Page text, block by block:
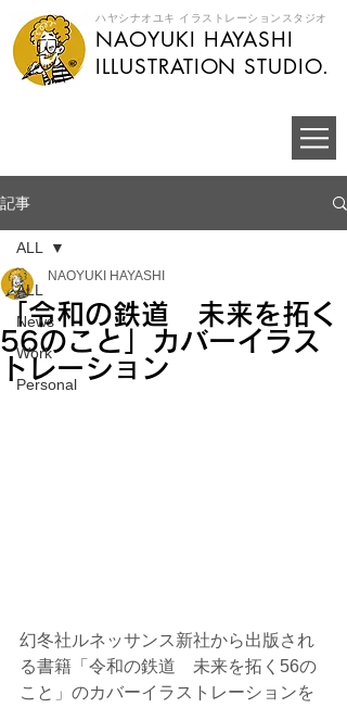
ハヤシナオユキ イラストレーションスタジオ
NAOYUKI HAYASHI
​ILLUSTRATION STUDIO.
記事
ALL
News
Work
Personal
ALL
「令和の鉄道 未来を拓く
56のこと」カバーイラス
トレーション
NAOYUKI HAYASHI
幻冬社ルネッサンス新社から出版され
る書籍「令和の鉄道　未来を拓く56の
こと」のカバーイラストレーションを